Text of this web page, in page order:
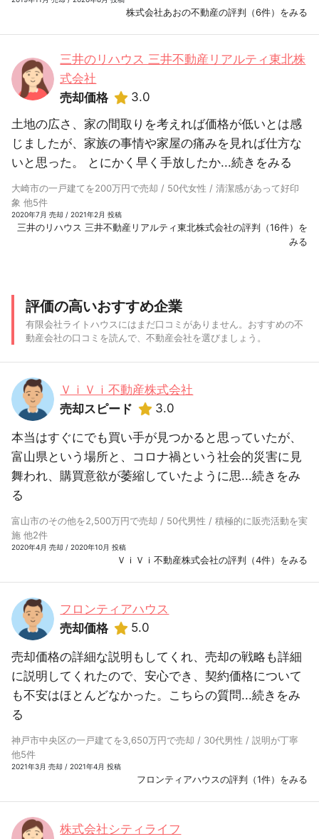
株式会社あおの不動産の評判（6件）をみる
三井のリハウス 三井不動産リアルティ東北株
式会社
売却価格
3.0
土地の広さ、家の間取りを考えれば価格が低いとは感
じましたが、家族の事情や家屋の痛みを見れば仕方な
いと思った。 とにかく早く手放したか...続きをみる
大崎市の一戸建てを200万円で売却 / 50代女性 / 清潔感があって好印
象 他5件
2020年7月 売却 / 2021年2月 投稿
三井のリハウス 三井不動産リアルティ東北株式会社の評判（16件）を
みる
評価の高いおすすめ企業
有限会社ライトハウスにはまだ口コミがありません。おすすめの不
動産会社の口コミを読んで、不動産会社を選びましょう。
ＶｉＶｉ不動産株式会社
売却スピード
3.0
本当はすぐにでも買い手が見つかると思っていたが、
富山県という場所と、コロナ禍という社会的災害に見
舞われ、購買意欲が萎縮していたように思...続きをみ
る
富山市のその他を2,500万円で売却 / 50代男性 / 積極的に販売活動を実
施 他2件
2020年4月 売却 / 2020年10月 投稿
ＶｉＶｉ不動産株式会社の評判（4件）をみる
フロンティアハウス
売却価格
5.0
売却価格の詳細な説明もしてくれ、売却の戦略も詳細
に説明してくれたので、安心でき、契約価格について
も不安はほとんどなかった。こちらの質問...続きをみ
る
神戸市中央区の一戸建てを3,650万円で売却 / 30代男性 / 説明が丁寧
他5件
2021年3月 売却 / 2021年4月 投稿
フロンティアハウスの評判（1件）をみる
株式会社シティライフ